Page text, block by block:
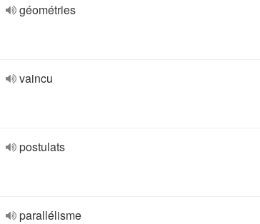
géométries
vaincu
postulats
parallélisme